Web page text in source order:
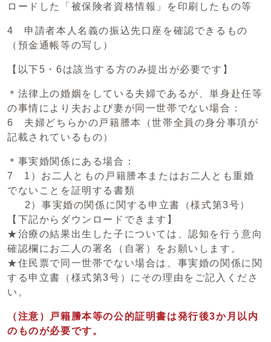
ロードした「被保険者資格情報」を印刷したもの等
4 申請者本人名義の振込先口座を確認できるもの
（預金通帳等の写し）
【以下5・6は該当する方のみ提出が必要です】
＊法律上の婚姻をしている夫婦であるが、単身赴任等
の事情により夫および妻が同一世帯でない場合：
6 夫婦どちらかの戸籍謄本（世帯全員の身分事項が
記載されているもの）
＊事実婚関係にある場合：
7 1）お二人ともの戸籍謄本またはお二人とも重婚
でないことを証明する書類
2）事実婚の関係に関する申立書（様式第3号）
【下記からダウンロードできます】
★治療の結果出生した子については、認知を行う意向
確認欄にお二人の署名（自署）をお願いします。
★住民票で同一世帯でない場合は、事実婚の関係に関
する申立書（様式第3号）にその理由をご記入くださ
い。
（注意）戸籍謄本等の公的証明書は発行後3か月以内
のものが必要です。